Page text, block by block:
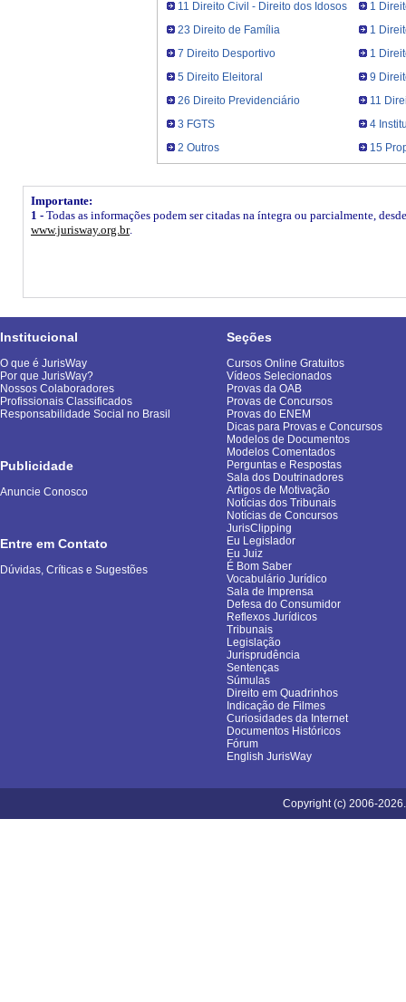
11 Direito Civil - Direito dos Idosos
1
23 Direito de Família
1
7 Direito Desportivo
1
5 Direito Eleitoral
9
26 Direito Previdenciário
11
3 FGTS
4
2 Outros
15
Importante:
1 - Todas as informações podem ser citadas na íntegra ou parcialmente,
www.jurisway.org.br.
Institucional
O que é JurisWay
Por que JurisWay?
Nossos Colaboradores
Profissionais Classificados
Responsabilidade Social no Brasil
Publicidade
Anuncie Conosco
Entre em Contato
Dúvidas, Críticas e Sugestões
Seções
Cursos Online Gratuitos
Vídeos Selecionados
Provas da OAB
Provas de Concursos
Provas do ENEM
Dicas para Provas e Concursos
Modelos de Documentos
Modelos Comentados
Perguntas e Respostas
Sala dos Doutrinadores
Artigos de Motivação
Notícias dos Tribunais
Notícias de Concursos
JurisClipping
Eu Legislador
Eu Juiz
É Bom Saber
Vocabulário Jurídico
Sala de Imprensa
Defesa do Consumidor
Reflexos Jurídicos
Tribunais
Legislação
Jurisprudência
Sentenças
Súmulas
Direito em Quadrinhos
Indicação de Filmes
Curiosidades da Internet
Documentos Históricos
Fórum
English JurisWay
Copyright (c) 2006-